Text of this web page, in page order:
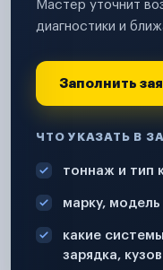
Мастер уточнит
диагностики и
Заполнить
ЧТО УКАЗАТЬ В
тоннаж и тип
марку, модель
какие
зарядка, кузов